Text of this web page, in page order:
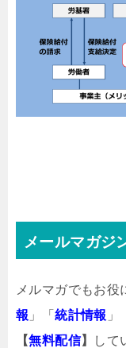
メールマガジ
メルマガでもお役
報 」「統計情報 」
【無料配信】
して